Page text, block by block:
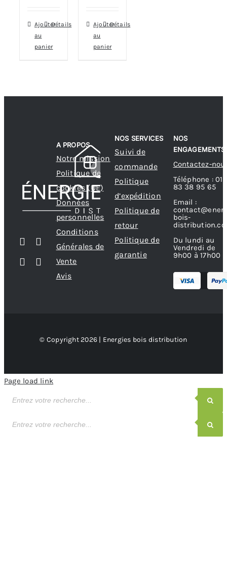
Ajouter
au
panier
Détails
Ajouter
au
panier
Détails
A PROPOS
Notre mission
Politique de
cookies (UE)
Données
personnelles
Conditions
Générales de
Vente
Avis
NOS SERVICES
Suivi de
commande
Politique
d’expédition
Politique de
retour
Politique de
garantie
NOS
ENGAGEMENTS
Contactez-
Téléphone : 01
83 38 95 65
Email :
bois-
Du lundi au
Vendredi de
9h00 à 17h00
© Copyright 2026 | Energies bois distribution
Page load link
de
de